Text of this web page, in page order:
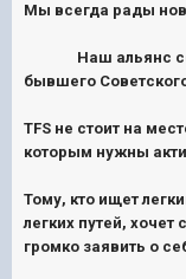
Мы всегда рады
Наш альянс
бывшего
TFS не стоит на
которым нужны
Тому, кто ищет
легких путей,
громко заявить о